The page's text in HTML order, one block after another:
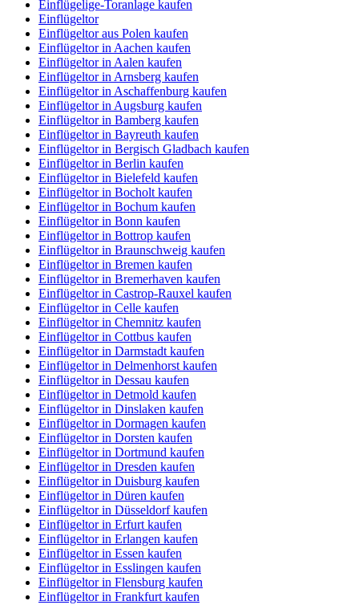
Einflügelige-Toranlage kaufen
Einflügeltor
Einflügeltor aus Polen kaufen
Einflügeltor in Aachen kaufen
Einflügeltor in Aalen kaufen
Einflügeltor in Arnsberg kaufen
Einflügeltor in Aschaffenburg kaufen
Einflügeltor in Augsburg kaufen
Einflügeltor in Bamberg kaufen
Einflügeltor in Bayreuth kaufen
Einflügeltor in Bergisch Gladbach kaufen
Einflügeltor in Berlin kaufen
Einflügeltor in Bielefeld kaufen
Einflügeltor in Bocholt kaufen
Einflügeltor in Bochum kaufen
Einflügeltor in Bonn kaufen
Einflügeltor in Bottrop kaufen
Einflügeltor in Braunschweig kaufen
Einflügeltor in Bremen kaufen
Einflügeltor in Bremerhaven kaufen
Einflügeltor in Castrop-Rauxel kaufen
Einflügeltor in Celle kaufen
Einflügeltor in Chemnitz kaufen
Einflügeltor in Cottbus kaufen
Einflügeltor in Darmstadt kaufen
Einflügeltor in Delmenhorst kaufen
Einflügeltor in Dessau kaufen
Einflügeltor in Detmold kaufen
Einflügeltor in Dinslaken kaufen
Einflügeltor in Dormagen kaufen
Einflügeltor in Dorsten kaufen
Einflügeltor in Dortmund kaufen
Einflügeltor in Dresden kaufen
Einflügeltor in Duisburg kaufen
Einflügeltor in Düren kaufen
Einflügeltor in Düsseldorf kaufen
Einflügeltor in Erfurt kaufen
Einflügeltor in Erlangen kaufen
Einflügeltor in Essen kaufen
Einflügeltor in Esslingen kaufen
Einflügeltor in Flensburg kaufen
Einflügeltor in Frankfurt kaufen